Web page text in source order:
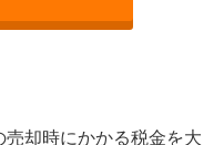
売却時にかかる税金を大